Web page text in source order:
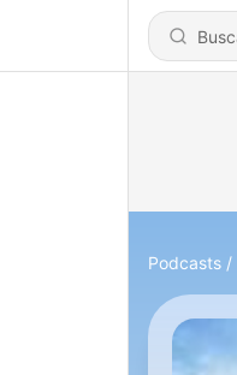
Podcasts